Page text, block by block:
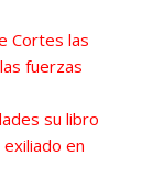
Cortes las
fuerzas
su libro
en